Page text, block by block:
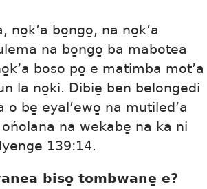
no̱k’a bo̱ngo̱, na no̱k’a
na bo̱ngo̱ ba mabotea
boso po̱ e matimba mot’a
la no̱ki. Dibie̱ ben belongedi
be̱ eyal’ewo̱ na mutiled’a
na wekabe̱ na ka ni
139:14.
biso̱ tombwane̱ e?